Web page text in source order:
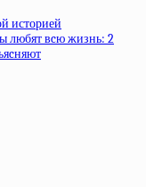
историей
любят вcю жизнь: 2